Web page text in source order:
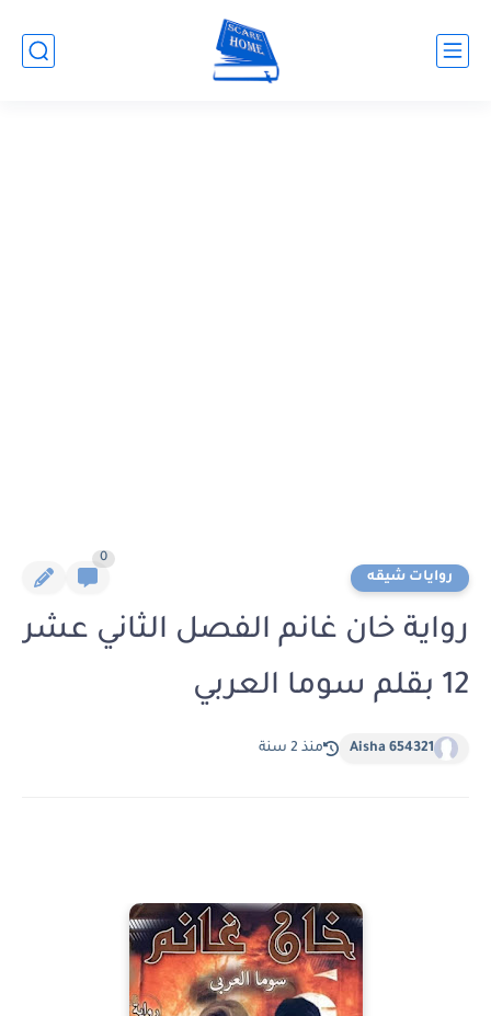
روايات شيقه
0
رواية خان غانم الفصل الثاني عشر
12 بقلم سوما العربي
Aisha 654321 منذ 2 سنة